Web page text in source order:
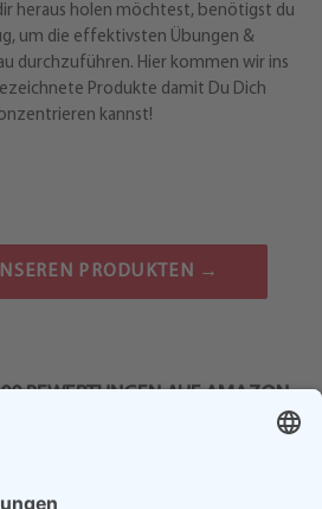
heraus holen möchtest, benötigst du
um die effektivsten Übungen &
durchzuführen. Hier kommen wir ins
Produkte damit Du Dich
kannst!
PRODUKTEN →
BEWERTUNGEN AUF AMAZON
über uns sagen: